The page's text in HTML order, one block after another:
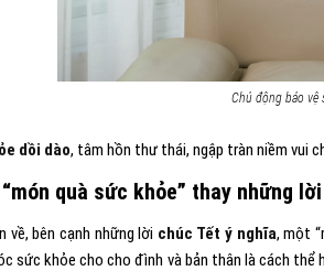
Chủ động bảo vệ
dồi dào, tâm hồn thư thái, ngập tràn niềm vui
quà sức khỏe” thay những
về, bên cạnh những lời chúc Tết ý nghĩa, một
sức khỏe cho cho đình và bản thân là cách